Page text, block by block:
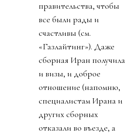
правительства, чтобы
все были рады и
счастливы (см.
«Газлайтинг»). Даже
сборная Иран получила
и визы, и доброе
отношение (напомню,
специалистам Ирана и
других сборных
отказали во въезде, а